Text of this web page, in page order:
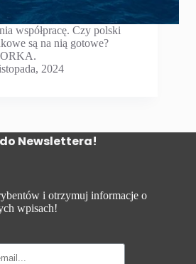
współpracę. Czy polski
są na nią gotowe?
ORKA.
2024
Newslettera!
i otrzymuj informacje o
wpisach!